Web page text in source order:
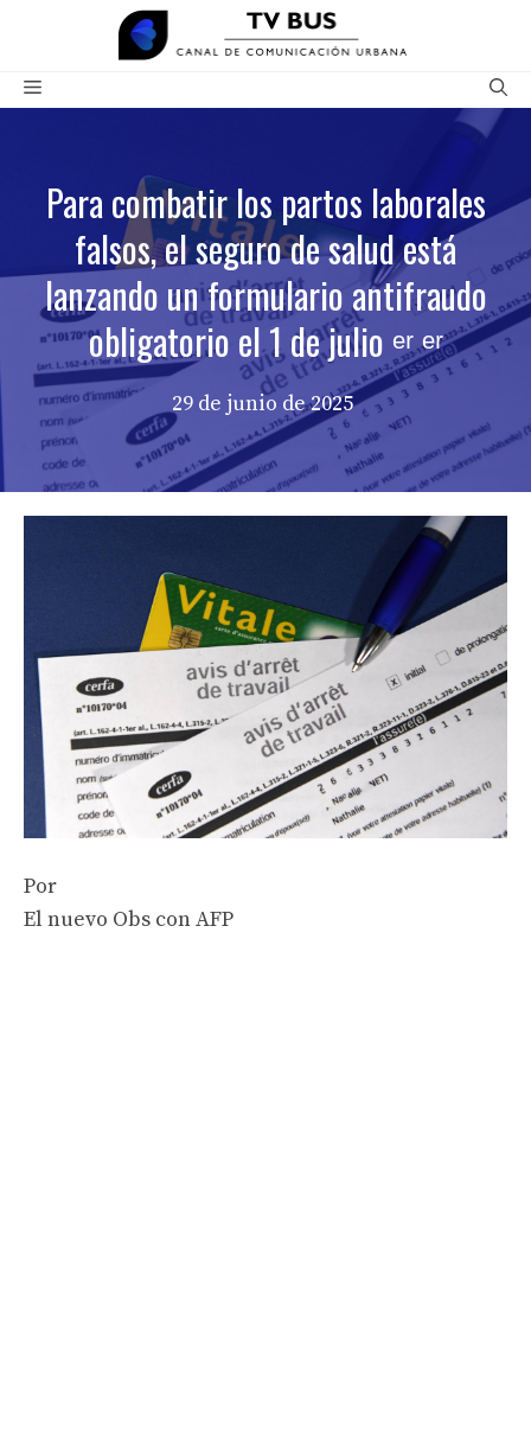
contenido
Menú
Para combatir los partos laborales
falsos, el seguro de salud está
lanzando un formulario antifraudo
obligatorio el 1 de julio ᵉʳ ᵉʳ
29 de junio de 2025
Por
El nuevo Obs con AFP